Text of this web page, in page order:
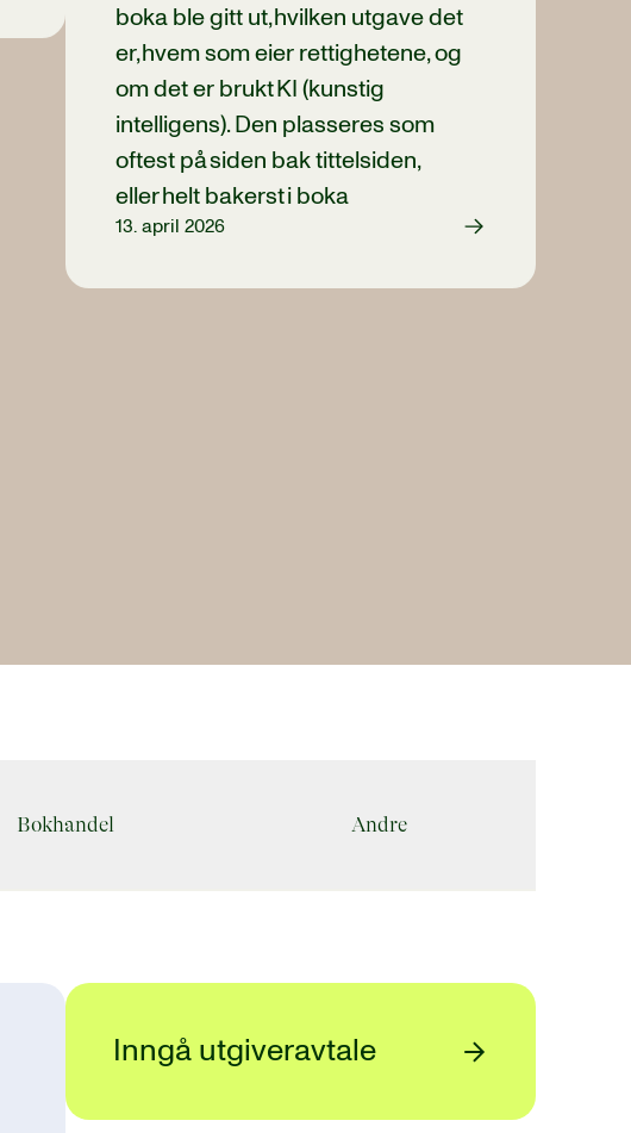
boka ble gitt ut, hvilken utgave det
er, hvem som eier rettighetene, og
om det er brukt KI (kunstig
intelligens). Den plasseres som
oftest på siden bak tittelsiden,
eller helt bakerst i boka
13. april 2026
Bokhandel Andre
Inngå utgiveravtale